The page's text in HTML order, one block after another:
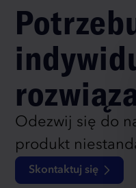
Odezwij się do
produkt
Skontaktuj się